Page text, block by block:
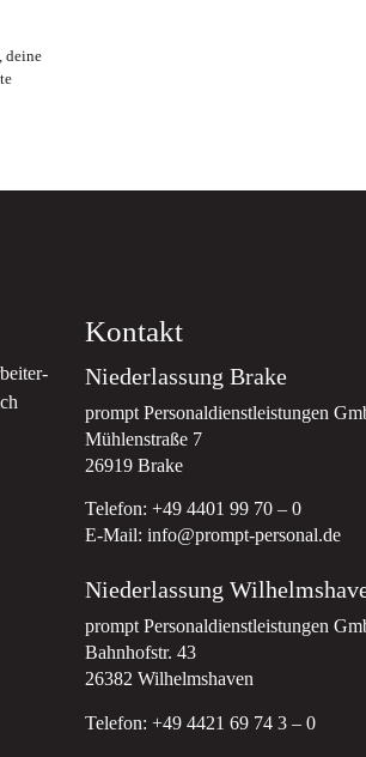
deine
Kontakt
Niederlassung Brake
prompt Personaldienstleistungen
Mühlenstraße 7
26919 Brake
Telefon: +49 4401 99 70 – 0
E-Mail: info@prompt-personal.de
Niederlassung
prompt Personaldienstleistungen
Bahnhofstr. 43
26382 Wilhelmshaven
Telefon: +49 4421 69 74 3 – 0